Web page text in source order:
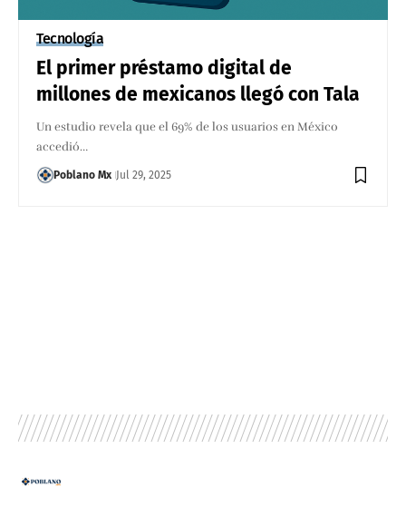
Tecnología
El primer préstamo digital de
millones de mexicanos llegó con Tala
Un estudio revela que el 69% de los usuarios en México
accedió…
Poblano Mx Jul 29, 2025